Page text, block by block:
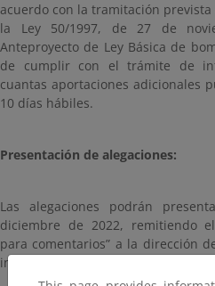
acuerdo con la tramitación
la Ley 50/1997, de 27 de
Anteproyecto de Ley Básica de
de cumplir con el trámite de
cuantas aportaciones adicionales
10 días hábiles.
Presentación de alegaciones:
Las alegaciones podrán
diciembre de 2022, remitiendo
para comentarios” a la dirección
indicando: